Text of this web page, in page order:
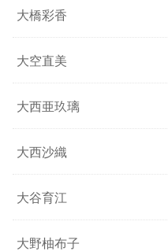
大橋彩香
大空直美
大西亜玖璃
大西沙織
大谷育江
大野柚布子